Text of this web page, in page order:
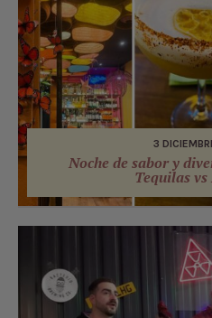
3
Noche de sabor y
Tequilas vs